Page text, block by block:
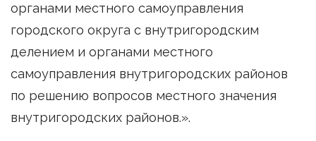
органами местного самоуправления
городского округа с внутригородским
делением и органами местного
самоуправления внутригородских районов
по решению вопросов местного значения
внутригородских районов.».